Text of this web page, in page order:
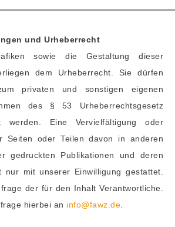
und Urheberrecht
sowie die Gestaltung dieser
dem Urheberrecht. Sie dürfen
privaten und sonstigen eigenen
des § 53 Urheberrechtsgesetz
werden. Eine Vervielfältigung oder
Seiten oder Teilen davon in anderen
gedruckten Publikationen und deren
nur mit unserer Einwilligung gestattet.
der für den Inhalt Verantwortliche.
hierbei an info@fawz.de